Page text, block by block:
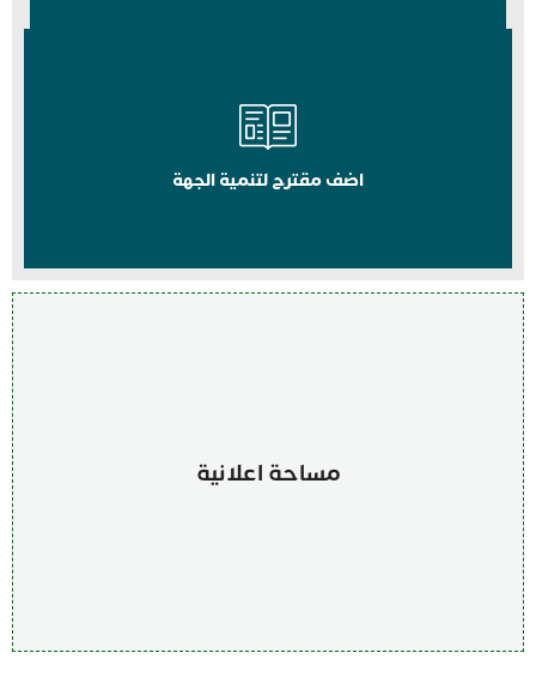
اضف مقترح لتنمية الجهة
مساحة اعلانية